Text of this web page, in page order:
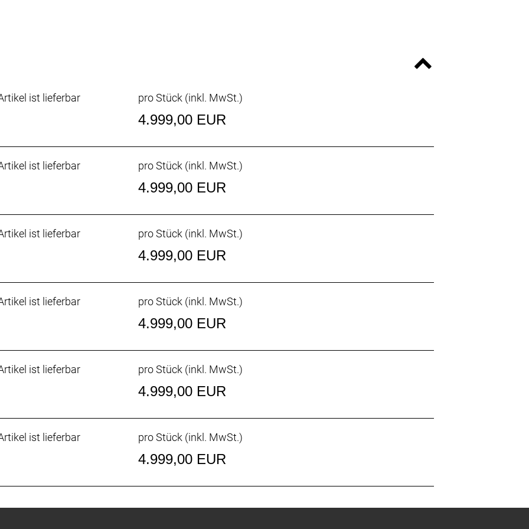
ist lieferbar pro Stück (inkl. MwSt.)
4.999,00 EUR
ist lieferbar pro Stück (inkl. MwSt.)
4.999,00 EUR
ist lieferbar pro Stück (inkl. MwSt.)
4.999,00 EUR
ist lieferbar pro Stück (inkl. MwSt.)
4.999,00 EUR
ist lieferbar pro Stück (inkl. MwSt.)
4.999,00 EUR
ist lieferbar pro Stück (inkl. MwSt.)
4.999,00 EUR